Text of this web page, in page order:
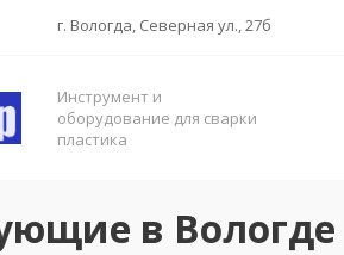
г. Вологда, Северная ул., 27б
Инструмент и
оборудование для сварки
пластика
в Вологде